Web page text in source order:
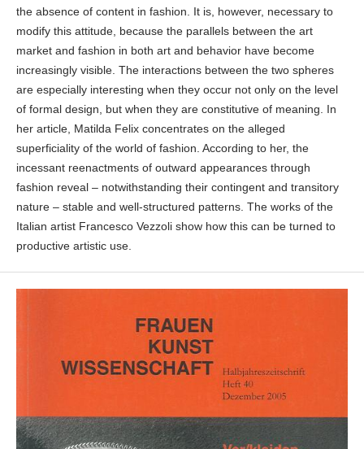
the absence of content in fashion. It is, however, necessary to
modify this attitude, because the parallels between the art
market and fashion in both art and behavior have become
increasingly visible. The interactions between the two spheres
are especially interesting when they occur not only on the level
of formal design, but when they are constitutive of meaning. In
her article, Matilda Felix concentrates on the alleged
superficiality of the world of fashion. According to her, the
incessant reenactments of outward appearances through
fashion reveal – notwithstanding their contingent and transitory
nature – stable and well-structured patterns. The works of the
Italian artist Francesco Vezzoli show how this can be turned to
productive artistic use.